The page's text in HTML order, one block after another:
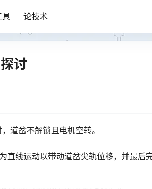
具 论技术
讨
道岔不解锁且电机空转。
直线运动以带动道岔尖轨位移，并最后